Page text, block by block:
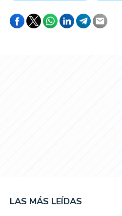
LAS MÁS LEÍDAS